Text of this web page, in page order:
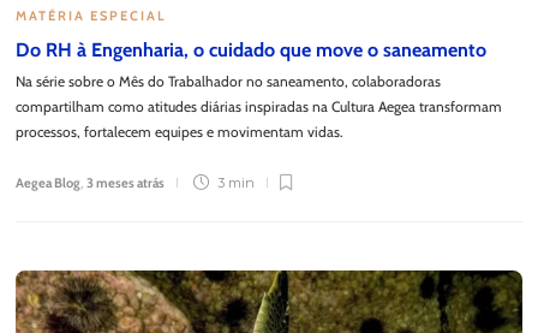
MATÉRIA ESPECIAL
Do RH à Engenharia, o cuidado que move o saneamento
Na série sobre o Mês do Trabalhador no saneamento, colaboradoras
compartilham como atitudes diárias inspiradas na Cultura Aegea transformam
processos, fortalecem equipes e movimentam vidas.
Aegea Blog,3 meses atrás 3 min